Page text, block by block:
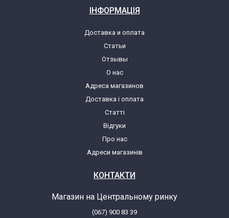
LG MS2040SSB.CSLQCIS
LG MS-2042G.CWHQEAK
LG MS-2042G.TWHQKIV
LG MS2048G.CBSQCIS
LG MS2048GG.CBSQCIS
ІНФОРМАЦІЯ
Доставка и оплата
Статьи
Отзывы
О нас
Адреса магазинов
Доставка і оплата
Статті
Відгуки
Про нас
Адреси магазинів
КОНТАКТИ
Магазин на Центральному ринку
(067) 900 83 39